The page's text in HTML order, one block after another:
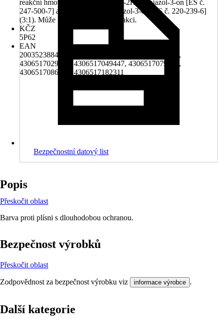
reakční hmota z: 5-chlor-2-methyl-2H-isothiazol-3-on [ES č.
247-500-7] a 2-methyl-2H-isothiazol-3-on [ES č. 220-239-6]
(3:1). Může vyvolat alergickou reakci.
KČZ
5P62
EAN
2003523884001, 4306517009779, 4306517021801,
4306517029388, 4306517049447, 4306517079741,
4306517086176, 4306517182311
Bezpečnostní datový list
Popis
Přeskočit oblast
Barva proti plísni s dlouhodobou ochranou.
Bezpečnost výrobků
Přeskočit oblast
Zodpovědnost za bezpečnost výrobku viz informace výrobce .
Další kategorie